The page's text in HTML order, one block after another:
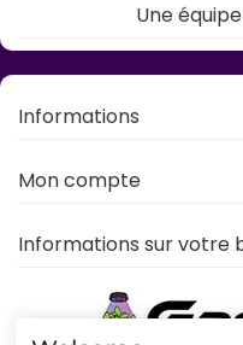
Une
Informations
Mon compte
Informations sur votre